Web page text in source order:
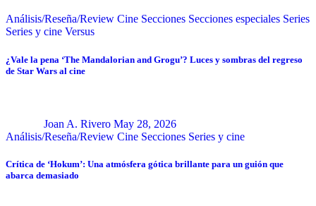
Análisis/Reseña/Review Cine Secciones Secciones especiales Series
Series y cine Versus
¿Vale la pena ‘The Mandalorian and Grogu’? Luces y sombras del regreso
de Star Wars al cine
Joan A. Rivero May 28, 2026
Análisis/Reseña/Review Cine Secciones Series y cine
Crítica de ‘Hokum’: Una atmósfera gótica brillante para un guión que
abarca demasiado